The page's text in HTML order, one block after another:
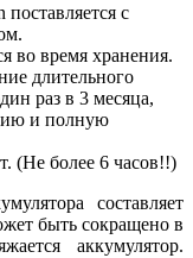
с
во время хранения.
длительного
раз в 3 месяца,
и полную
(Не более 6 часов!!)
составляет
быть сокращено в
аккумулятор.